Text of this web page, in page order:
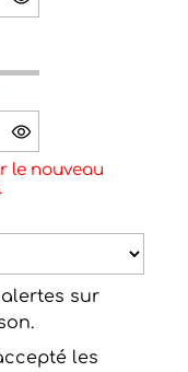
le nouveau
sur
les